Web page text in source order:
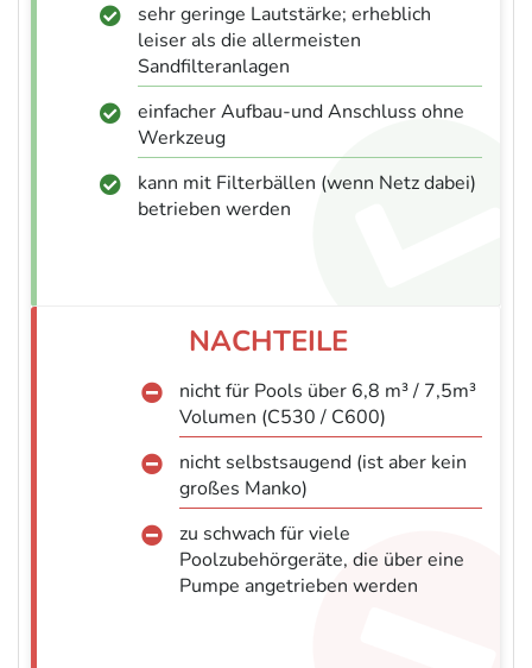
sehr geringe Lautstärke; erheblich
leiser als die allermeisten
Sandfilteranlagen
einfacher Aufbau-und Anschluss ohne
Werkzeug
kann mit Filterbällen (wenn Netz dabei)
betrieben werden
nicht für Pools über 6,8 m³ / 7,5m³
Volumen (C530 / C600)
nicht selbstsaugend (ist aber kein
großes Manko)
zu schwach für viele
Poolzubehörgeräte, die über eine
Pumpe angetrieben werden